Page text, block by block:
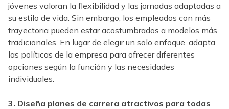
jóvenes valoran la flexibilidad y las jornadas adaptadas a
su estilo de vida. Sin embargo, los empleados con más
trayectoria pueden estar acostumbrados a modelos más
tradicionales. En lugar de elegir un solo enfoque, adapta
las políticas de la empresa para ofrecer diferentes
opciones según la función y las necesidades
individuales.
3. Diseña planes de carrera atractivos para todas